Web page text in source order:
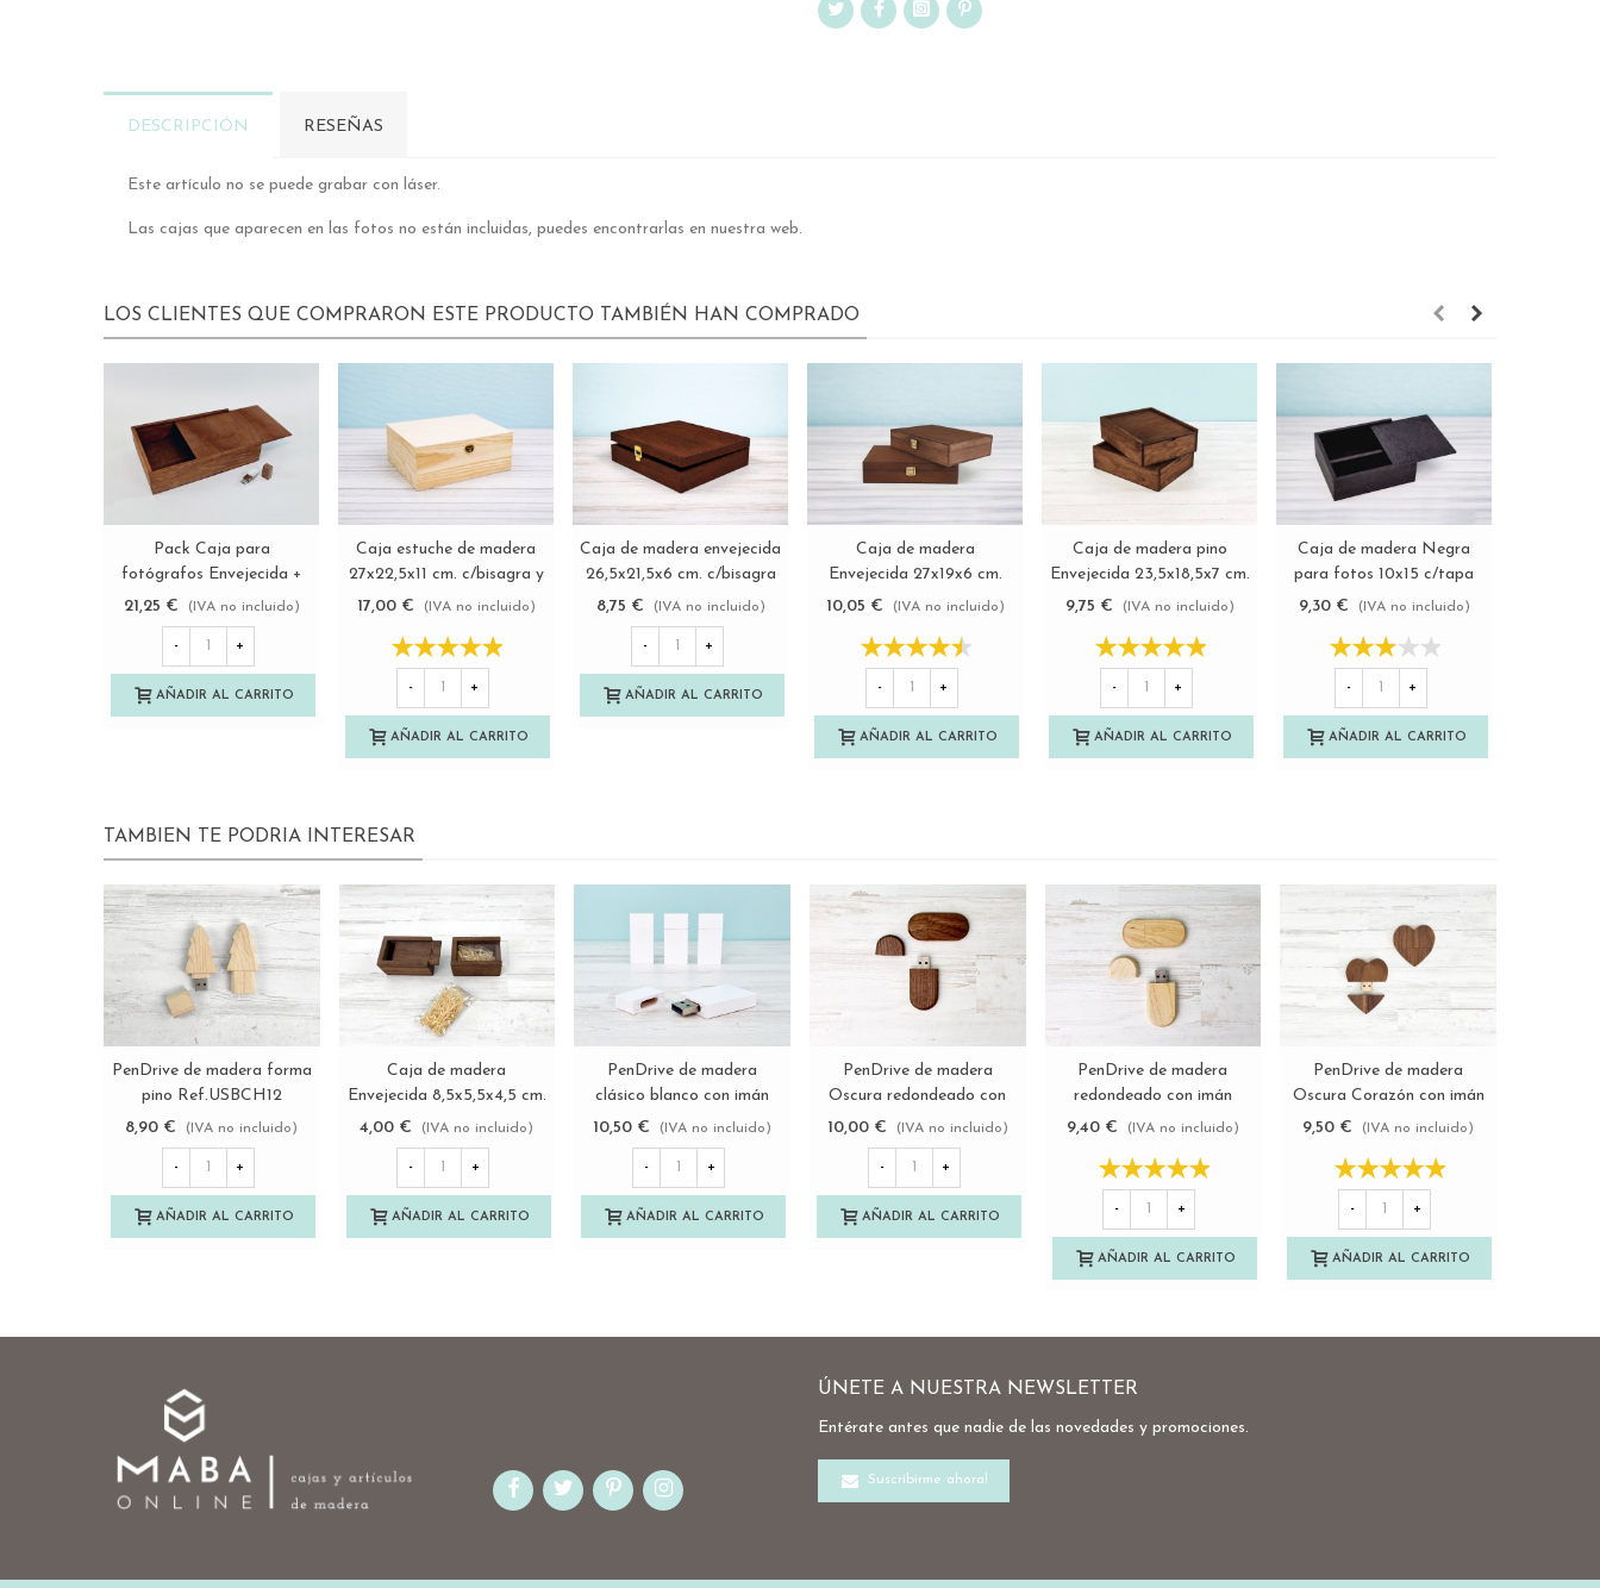
DESCRIPCIÓN RESEÑAS
Este artículo no se puede grabar con láser.
Las cajas que aparecen en las fotos no están incluidas, puedes encontrarlas en nuestra web.
LOS CLIENTES QUE COMPRARON ESTE PRODUCTO TAMBIÉN HAN COMPRADO
Ver más
Pack Caja para
fotógrafos Envejecida +
PenDrive
Ref.Pack1454DTCH8
21,25 € (IVA no incluido)
- +
AÑADIR AL CARRITO
Ver más
Caja estuche de madera
27x22,5x11 cm. c/bisagra y
broche Ref.P35C45BS
17,00 € (IVA no incluido)
- +
AÑADIR AL CARRITO
Ver más
Caja de madera envejecida
26,5x21,5x6 cm. c/bisagra
y broche Ref.PC95F1C
8,75 € (IVA no incluido)
- +
AÑADIR AL CARRITO
Ver más
Caja de madera
Envejecida 27x19x6 cm.
c/bisagra, broche y división
10,05 € (IVA no incluido)
- +
AÑADIR AL CARRITO
Ver más
Caja de madera pino
Envejecida 23,5x18,5x7 cm.
c/tapa corredera
9,75 € (IVA no incluido)
- +
AÑADIR AL CARRITO
Ver más
Caja de madera Negra
para fotos 10x15 c/tapa
madera Ref.P00CF13N
9,30 € (IVA no incluido)
- +
AÑADIR AL CARRITO
TAMBIEN TE PODRIA INTERESAR
Ver más
PenDrive de madera forma
pino Ref.USBCH12
8,90 €
(IVA no incluido)
- +
AÑADIR AL CARRITO
Ver más
Caja de madera
Envejecida 8,5x5,5x4,5 cm.
Ref.PC1P
4,00 € (IVA no incluido)
- +
AÑADIR AL CARRITO
Ver más
PenDrive de madera
clásico blanco con imán
Ref.USBCH11
10,50 € (IVA no incluido)
- +
AÑADIR AL CARRITO
Ver más
PenDrive de madera
Oscura redondeado con
imán Ref.USBCH10
10,00 € (IVA no incluido)
- +
AÑADIR AL CARRITO
Ver más
PenDrive de madera
redondeado con imán
Ref.USBCH9
9,40 € (IVA no incluido)
- +
AÑADIR AL CARRITO
Ver más
PenDrive de madera
Oscura Corazón con imán
Ref.USBCH7
9,50 € (IVA no incluido)
- +
AÑADIR AL CARRITO
ÚNETE A NUESTRA NEWSLETTER
Entérate antes que nadie de las novedades y promociones.
Suscribirme ahora!